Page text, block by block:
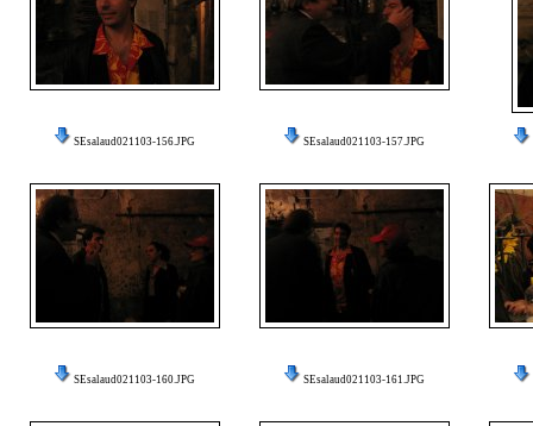
SEsalaud021103-156.JPG SEsalaud021103-157.JPG
SEsalaud021103-160.JPG SEsalaud021103-161.JPG